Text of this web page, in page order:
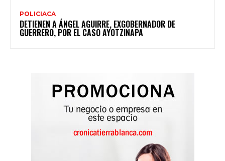
POLICIACA
DETIENEN A ÁNGEL AGUIRRE, EXGOBERNADOR DE
GUERRERO, POR EL CASO AYOTZINAPA